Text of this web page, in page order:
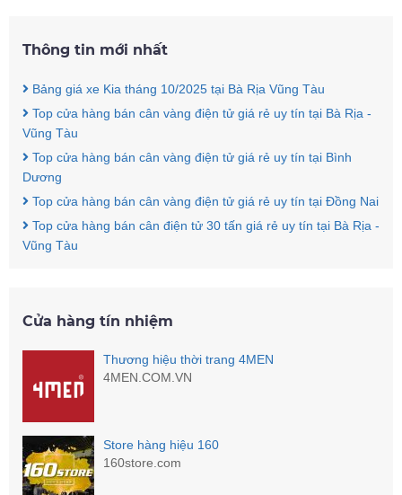
Thông tin mới nhất
Bảng giá xe Kia tháng 10/2025 tại Bà Rịa Vũng Tàu
Top cửa hàng bán cân vàng điện tử giá rẻ uy tín tại Bà Rịa -
Vũng Tàu
Top cửa hàng bán cân vàng điện tử giá rẻ uy tín tại Bình
Dương
Top cửa hàng bán cân vàng điện tử giá rẻ uy tín tại Đồng Nai
Top cửa hàng bán cân điện tử 30 tấn giá rẻ uy tín tại Bà Rịa -
Vũng Tàu
Cửa hàng tín nhiệm
Thương hiệu thời trang 4MEN
4MEN.COM.VN
Store hàng hiệu 160
160store.com